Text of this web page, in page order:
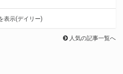
表示(デイリー)
人気の記事一覧へ